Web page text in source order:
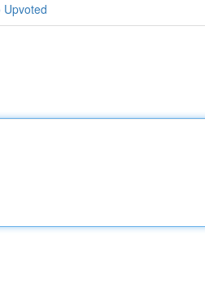
Upvoted